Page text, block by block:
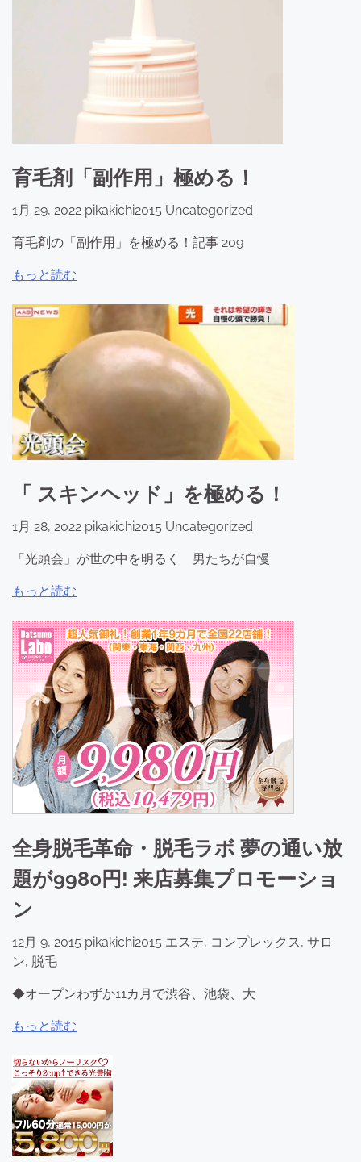
育毛剤「副作用」極める！
1月 29, 2022 pikakichi2015 Uncategorized
育毛剤の「副作用」を極める！記事 209
もっと読む
「 スキンヘッド」を極める！
1月 28, 2022 pikakichi2015 Uncategorized
「光頭会」が世の中を明るく 男たちが自慢
もっと読む
全身脱毛革命・脱毛ラボ 夢の通い放
題が9980円! 来店募集プロモーショ
ン
12月 9, 2015 pikakichi2015 エステ, コンプレックス, サロ
ン, 脱毛
◆オープンわずか11カ月で渋谷、池袋、大
もっと読む